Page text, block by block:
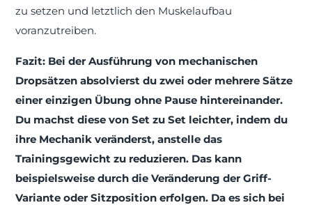
zu setzen und letztlich den Muskelaufbau
voranzutreiben.
Fazit: Bei der Ausführung von mechanischen
Dropsätzen absolvierst du zwei oder mehrere Sätze
einer einzigen Übung ohne Pause hintereinander.
Du machst diese von Set zu Set leichter, indem du
ihre Mechanik veränderst, anstelle das
Trainingsgewicht zu reduzieren. Das kann
beispielsweise durch die Veränderung der Griff-
Variante oder Sitzposition erfolgen. Da es sich bei